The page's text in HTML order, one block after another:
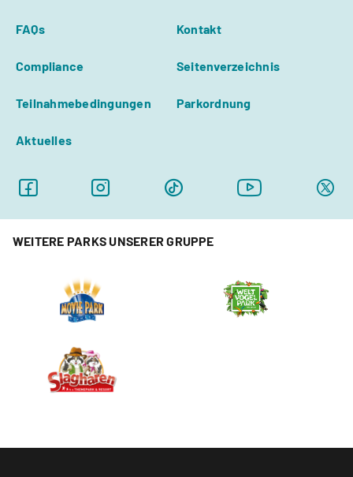
FAQs Kontakt
Compliance Seitenverzeichnis
Teilnahmebedingungen Parkordnung
Aktuelles
WEITERE PARKS UNSERER GRUPPE